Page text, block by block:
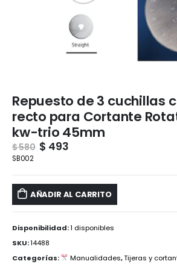
Repuesto de 3 cuchillas
recto para Cortante
kw-trio 45mm
$580 $ 493
SB002
AÑADIR AL CARRITO
Disponibilidad:1 disponibles
SKU:14488
Categorías:
Manualidades,Tijeras y